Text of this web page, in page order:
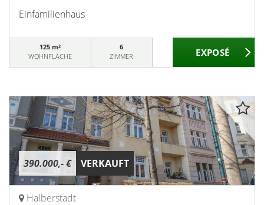
Einfamilienhaus
125 m²
WOHNFLÄCHE
6
ZIMMER
390.000,- € VERKAUFT
Halberstadt